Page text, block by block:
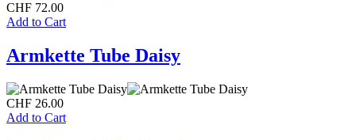
CHF 72.00
Add to Cart
Armkette Tube Daisy
CHF 26.00
Add to Cart